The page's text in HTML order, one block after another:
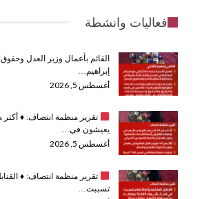
فعاليات وانشطة
القائم بأعمال وزير العدل
إبراهيم…
أغسطس 5, 2026
تقرير منظمة انتصاف: ♦️
يعيشون في…
أغسطس 5, 2026
تقرير منظمة انتصاف: ♦️
تسببت…